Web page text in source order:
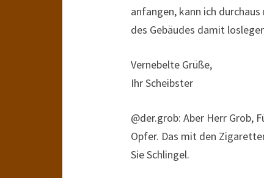
anfangen, kann ich
des Gebäudes damit
Vernebelte Grüße,
Ihr Scheibster
@der.grob: Aber Herr Grob,
Opfer. Das mit den
Sie Schlingel.